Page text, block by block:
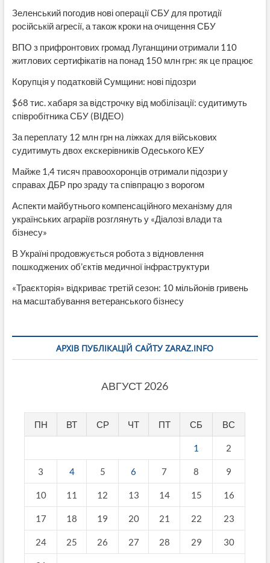
Зеленський погодив нові операції СБУ для протидії
російській агресії, а також кроки на очищення СБУ
ВПО з прифронтових громад Луганщини отримали 110
житлових сертифікатів на понад 150 млн грн: як це працює
Корупція у податковій Сумщини: нові підозри
$68 тис. хабаря за відстрочку від мобілізації: судитимуть
співробітника СБУ (ВІДЕО)
За переплату 12 млн грн на ліжках для військових
судитимуть двох екскерівників Одеського КЕУ
Майже 1,4 тисяч правоохоронців отримали підозри у
справах ДБР про зраду та співпрацю з ворогом
Аспекти майбутнього компенсаційного механізму для
українських аграріїв розглянуть у «Діалозі влади та
бізнесу»
В Україні продовжується робота з відновлення
пошкоджених об’єктів медичної інфраструктури
«Траєкторія» відкриває третій сезон: 10 мільйонів гривень
на масштабування ветеранського бізнесу
АРХІВ ПУБЛІКАЦІЙ САЙТУ ZARAZ.INFO
АВГУСТ 2026
ПН ВТ СР ЧТ ПТ СБ ВС
1 2
3 4 5 6 7 8 9
10 11 12 13 14 15 16
17 18 19 20 21 22 23
24 25 26 27 28 29 30